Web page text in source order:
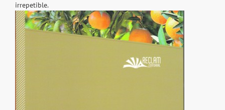
irrepetible.